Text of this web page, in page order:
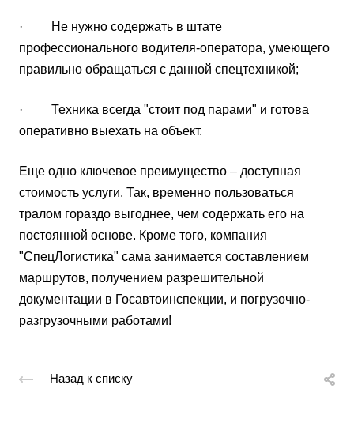
· Не нужно содержать в штате
профессионального водителя-оператора, умеющего
правильно обращаться с данной спецтехникой;
· Техника всегда "стоит под парами" и готова
оперативно выехать на объект.
Еще одно ключевое преимущество – доступная
стоимость услуги. Так, временно пользоваться
тралом гораздо выгоднее, чем содержать его на
постоянной основе. Кроме того, компания
"СпецЛогистика" сама занимается составлением
маршрутов, получением разрешительной
документации в Госавтоинспекции, и погрузочно-
разгрузочными работами!
Назад к списку